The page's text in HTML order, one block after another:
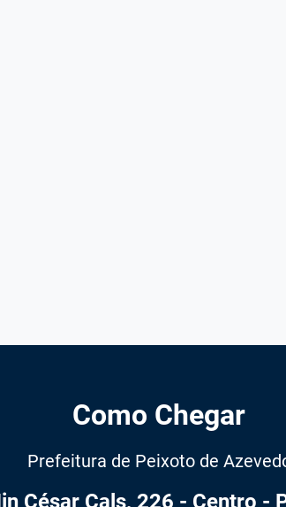
Como Chegar
Prefeitura de Peixoto de
César Cals, 226 - Centro -